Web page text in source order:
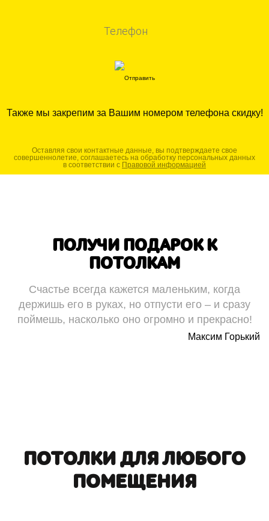
Также мы закрепим за Вашим номером телефона скидку!
Оставляя свои контактные данные, вы подтверждаете свое
совершеннолетие, соглашаетесь на обработку персональных данных
в соответствии с Правовой информацией
ПОЛУЧИ ПОДАРОК К
ПОТОЛКАМ
Счастье всегда кажется маленьким, когда
держишь его в руках, но отпусти его – и сразу
поймешь, насколько оно огромно и прекрасно!
Максим Горький
ПОТОЛКИ ДЛЯ ЛЮБОГО
ПОМЕЩЕНИЯ